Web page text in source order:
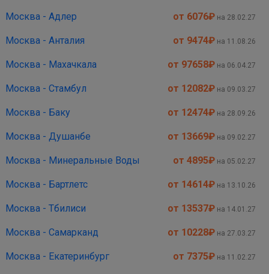
Москва - Адлер от 6076₽ на 28.02.27
Москва - Анталия от 9474₽ на 11.08.26
Москва - Махачкала от 97658₽ на 06.04.27
Москва - Стамбул от 12082₽ на 09.03.27
Москва - Баку от 12474₽ на 28.09.26
Москва - Душанбе от 13669₽ на 09.02.27
Москва - Минеральные Воды от 4895₽ на 05.02.27
Москва - Бартлетс от 14614₽ на 13.10.26
Москва - Тбилиси от 13537₽ на 14.01.27
Москва - Самарканд от 10228₽ на 27.03.27
Москва - Екатеринбург от 7375₽ на 11.02.27